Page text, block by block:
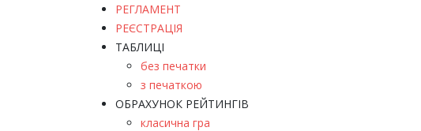
РЕГЛАМЕНТ
РЕЄСТРАЦІЯ
ТАБЛИЦІ
без печатки
з печаткою
ОБРАХУНОК РЕЙТИНГІВ
класична гра